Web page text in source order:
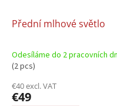
Přední mlhové světlo
Odesíláme do 2 pracovních
(2 pcs)
€40 excl. VAT
€49